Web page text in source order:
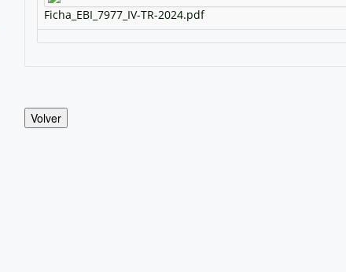
Ficha_EBI_7977_IV-TR-2024.pdf
Volver